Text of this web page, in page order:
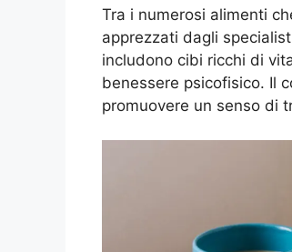
Tra i numerosi alimenti
apprezzati dagli
includono cibi ricchi di
benessere psicofisico. Il
promuovere un senso di